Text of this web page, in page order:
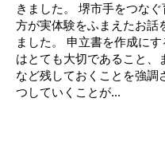
きました。 堺市手をつな
方が実体験をふまえたお話
ました。 申立書を作成に
はとても大切であること、
など残しておくことを強調
つしていくことが...